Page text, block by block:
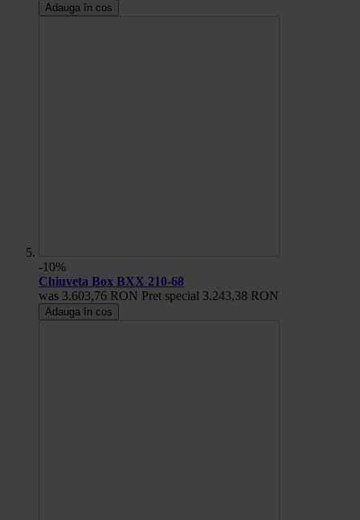
Adauga în cos
-10%
Chiuveta Box BXX 210-68
was 3.603,76 RON Pret special 3.243,38 RON
Adauga în cos